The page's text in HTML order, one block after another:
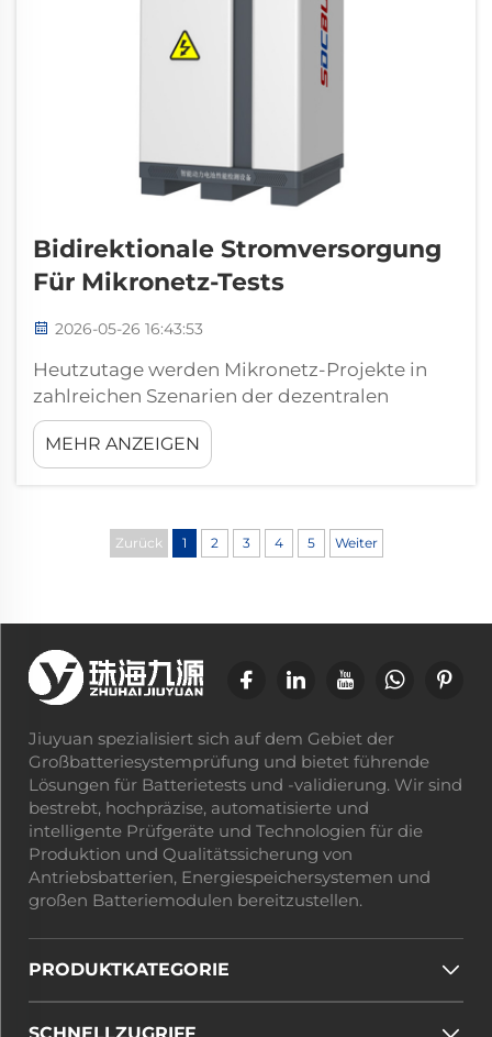
Bidirektionale Stromversorgung
Für Mikronetz-Tests
2026-05-26 16:43:53
Heutzutage werden Mikronetz-Projekte in
zahlreichen Szenarien der dezentralen
Energieerzeugung breit eingesetzt, und eine
standardisierte Leistungsverifikation ist zu
einem notwendigen Schritt vor dem
konzentrieren uns darauf, professionelle
Leistungstests für Mikronetze anzubieten,
MEHR ANZEIGEN
Zurück 1 2 3 4 5 Weiter
Jiuyuan spezialisiert sich auf dem Gebiet der
Großbatteriesystemprüfung und bietet führende
Lösungen für Batterietests und -validierung. Wir sind
bestrebt, hochpräzise, automatisierte und
intelligente Prüfgeräte und Technologien für die
Produktion und Qualitätssicherung von
Antriebsbatterien, Energiespeichersystemen und
großen Batteriemodulen bereitzustellen.
PRODUKTKATEGORIE
SCHNELLZUGRIFF